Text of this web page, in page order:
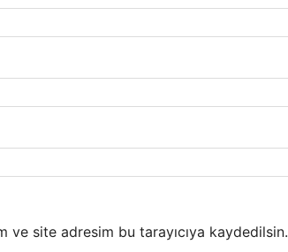
ve site adresim bu tarayıcıya kaydedilsin.